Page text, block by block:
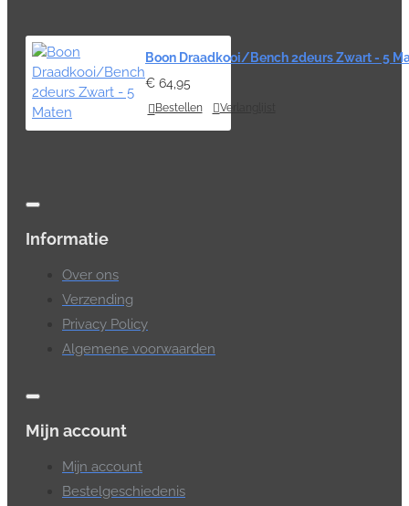
Boon Draadkooi/Bench 2deurs Zwart - 5
€ 64,95
Bestellen Verlanglijst
Informatie
Over ons
Verzending
Privacy Policy
Algemene voorwaarden
Mijn account
Mijn account
Bestelgeschiedenis